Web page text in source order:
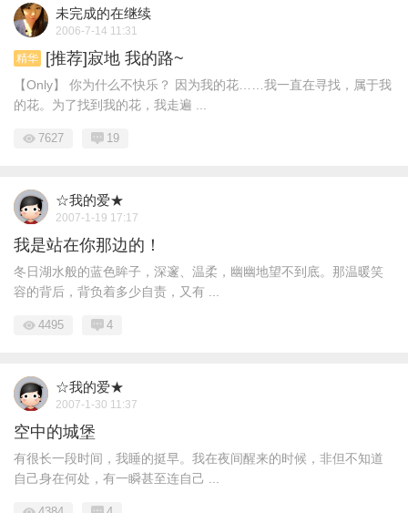
未完成的在继续
2006-7-14 11:31
精华 [推荐]寂地 我的路~
【Only】 你为什么不快乐？ 因为我的花……我一直在寻找，属于我
的花。为了找到我的花，我走遍 ...
7627 19
☆我的爱★
2007-1-19 17:17
我是站在你那边的！
冬日湖水般的蓝色眸子，深邃、温柔，幽幽地望不到底。那温暖笑
容的背后，背负着多少自责，又有 ...
4495 4
☆我的爱★
2007-1-30 11:37
空中的城堡
有很长一段时间，我睡的挺早。我在夜间醒来的时候，非但不知道
自己身在何处，有一瞬甚至连自己 ...